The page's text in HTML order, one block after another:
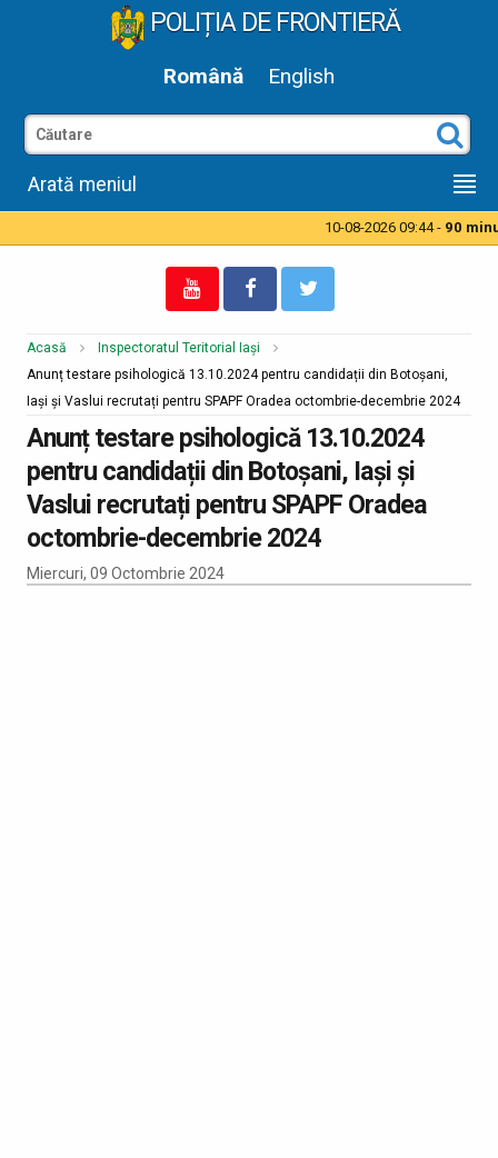
POLIȚIA DE FRONTIERĂ
Română English
Arată meniul
10-08-2026 09:44 -90
Acasă
Inspectoratul Teritorial Iași
Anunț testare psihologică 13.10.2024 pentru candidații din Botoșani,
Iași și Vaslui recrutați pentru SPAPF Oradea octombrie-decembrie 2024
Anunț testare psihologică 13.10.2024
pentru candidații din Botoșani, Iași și
Vaslui recrutați pentru SPAPF Oradea
octombrie-decembrie 2024
Miercuri, 09 Octombrie 2024